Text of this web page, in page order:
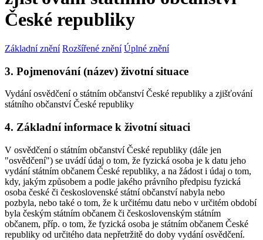
České republiky
Základní znění Rozšířené znění Úplné znění
3. Pojmenování (název) životní situace
Vydání osvědčení o státním občanství České republiky a zjišťování
státního občanství České republiky
4. Základní informace k životní situaci
V osvědčení o státním občanství České republiky (dále jen
"osvědčení") se uvádí údaj o tom, že fyzická osoba je k datu jeho
vydání státním občanem České republiky, a na žádost i údaj o tom,
kdy, jakým způsobem a podle jakého právního předpisu fyzická
osoba české či československé státní občanství nabyla nebo
pozbyla, nebo také o tom, že k určitému datu nebo v určitém období
byla českým státním občanem či československým státním
občanem, příp. o tom, že fyzická osoba je státním občanem České
republiky od určitého data nepřetržitě do doby vydání osvědčení.